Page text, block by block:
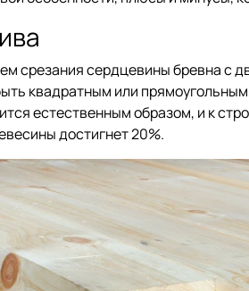
срезания сердцевины бревна с
квадратным или
естественным образом, и к
достигнет 20%.